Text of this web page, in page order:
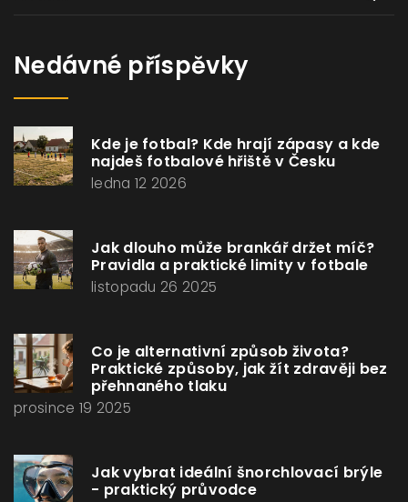
Nedávné příspěvky
Kde je fotbal? Kde hrají zápasy a kde
najdeš fotbalové hřiště v Česku
ledna 12 2026
Jak dlouho může brankář držet míč?
Pravidla a praktické limity v fotbale
listopadu 26 2025
Co je alternativní způsob života?
Praktické způsoby, jak žít zdravěji bez
přehnaného tlaku
prosince 19 2025
Jak vybrat ideální šnorchlovací brýle
- praktický průvodce